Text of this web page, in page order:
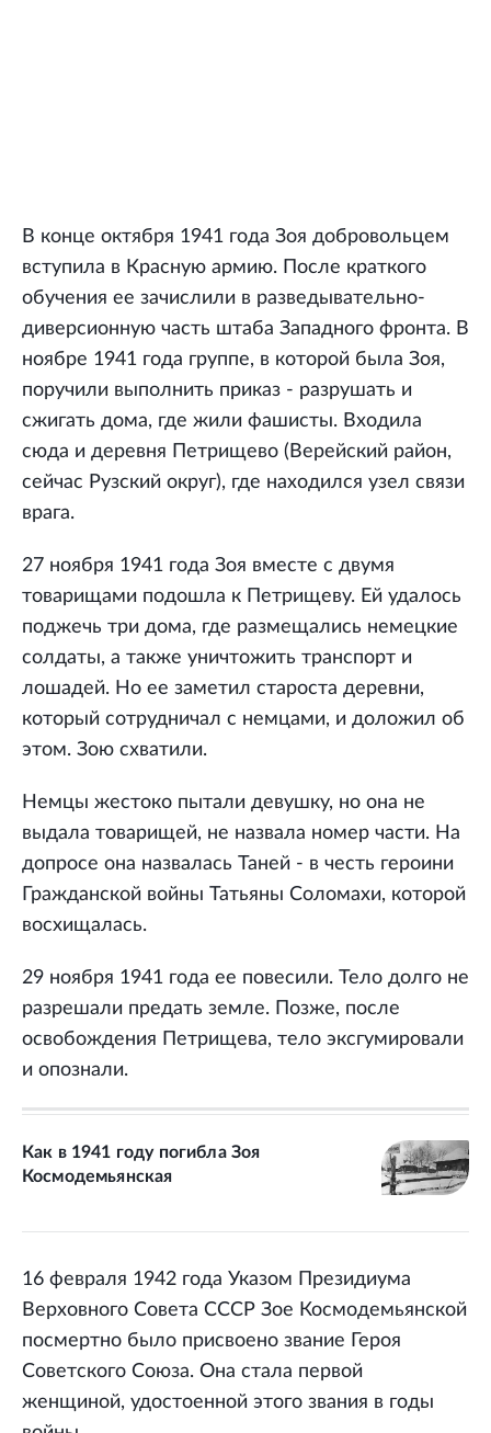
В конце октября 1941 года Зоя добровольцем
вступила в Красную армию. После краткого
обучения ее зачислили в разведывательно-
диверсионную часть штаба Западного фронта. В
ноябре 1941 года группе, в которой была Зоя,
поручили выполнить приказ - разрушать и
сжигать дома, где жили фашисты. Входила
сюда и деревня Петрищево (Верейский район,
сейчас Рузский округ), где находился узел связи
врага.
27 ноября 1941 года Зоя вместе с двумя
товарищами подошла к Петрищеву. Ей удалось
поджечь три дома, где размещались немецкие
солдаты, а также уничтожить транспорт и
лошадей. Но ее заметил староста деревни,
который сотрудничал с немцами, и доложил об
этом. Зою схватили.
Немцы жестоко пытали девушку, но она не
выдала товарищей, не назвала номер части. На
допросе она назвалась Таней - в честь героини
Гражданской войны Татьяны Соломахи, которой
восхищалась.
29 ноября 1941 года ее повесили. Тело долго не
разрешали предать земле. Позже, после
освобождения Петрищева, тело эксгумировали
и опознали.
Как в 1941 году погибла Зоя
Космодемьянская
16 февраля 1942 года Указом Президиума
Верховного Совета СССР Зое Космодемьянской
посмертно было присвоено звание Героя
Советского Союза. Она стала первой
женщиной, удостоенной этого звания в годы